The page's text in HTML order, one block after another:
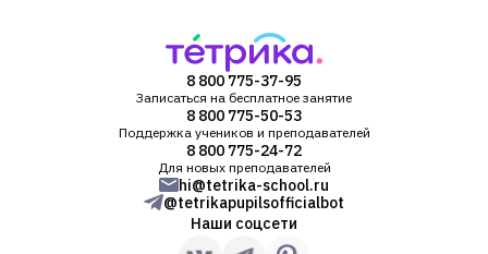
8 800 775-37-95
Записаться на бесплатное занятие
8 800 775-50-53
Поддержка учеников и преподавателей
8 800 775-24-72
Для новых преподавателей
hi@tetrika-school.ru
@tetrikapupilsofficialbot
Наши соцсети